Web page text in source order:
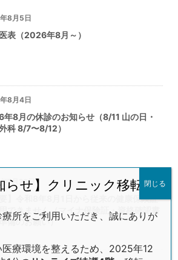
8月5日
表（2026年8月～）
8月4日
8月の休診のお知らせ（8/11 山の日・
科 8/7〜8/12）
7月26日
要】令和8年8月1日から従来の健康保険証
用できません（マイナ保険証・資格確認書
備のお願い）
らせ】クリニック移転の
所をご利用いただき、誠にありが
医療環境を整えるため、2025年12
閉じる